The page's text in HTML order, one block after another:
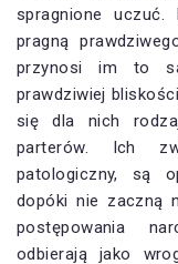
spragnione
pragną
przynosi im to
prawdziwiej
się dla nich
parterów. Ich
patologiczny, są
dopóki nie zaczną
postępowania
odbierają jako